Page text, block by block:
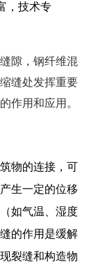
，技术专
隙，钢纤维混
缝处发挥重要
作用和应用。
物的连接，可
生一定的位移
如气温、湿度
的作用是缓解
裂缝和构造物